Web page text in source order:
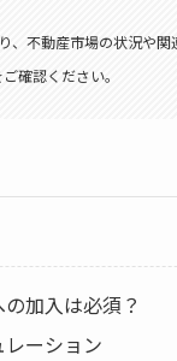
不動産市場の状況や
確認ください。
加入は必須？
ーション